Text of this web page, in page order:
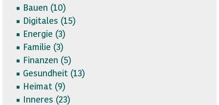
Bauen (10)
Digitales (15)
Energie (3)
Familie (3)
Finanzen (5)
Gesundheit (13)
Heimat (9)
Inneres (23)